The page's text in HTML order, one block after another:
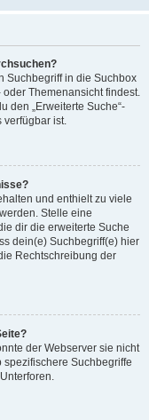
Suchbegriff in die Suchbox
Themenansicht findest.
den „Erweiterte Suche“-
verfügbar ist.
und enthielt zu viele
Stelle eine
dir die erweiterte Suche
dein(e) Suchbegriff(e) hier
Rechtschreibung der
der Webserver sie nicht
Suchbegriffe